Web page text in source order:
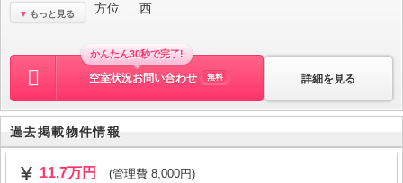
もっと見る 方位 西
詳細を見る
かんたん30秒で完了!
空室状況お問い合わせ 無料
過去掲載物件情報
11.7万円
(管理費 8,000円)